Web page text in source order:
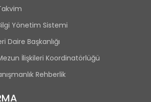
Yönetim Sistemi
Daire Başkanlığı
İlişkileri Koordinatörlüğü
Rehberlik